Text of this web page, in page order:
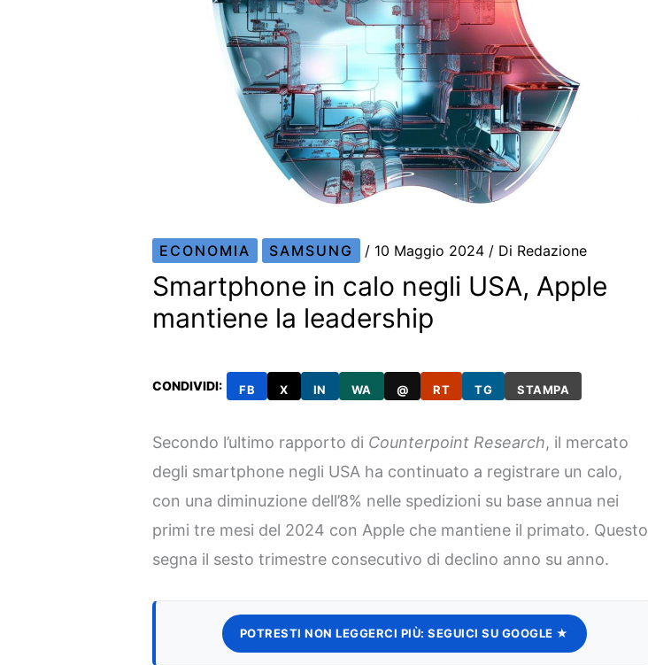
ECONOMIA SAMSUNG / 10 Maggio 2024 / Di Redazione
Smartphone in calo negli USA, Apple
mantiene la leadership
CONDIVIDI: FB X IN WA @ RT TG STAMPA
Secondo l’ultimo rapporto di Counterpoint Research, il mercato
degli smartphone negli USA ha continuato a registrare un calo,
con una diminuzione dell’8% nelle spedizioni su base annua nei
primi tre mesi del 2024 con Apple che mantiene il primato. Questo
segna il sesto trimestre consecutivo di declino anno su anno.
POTRESTI NON LEGGERCI PIÙ: SEGUICI SU GOOGLE ★